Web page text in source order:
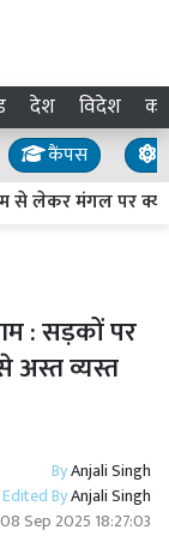
देश विदेश
कैंपस
से लेकर मंगल पर
: सड़कों पर
अस्त व्यस्त
ByAnjali Singh
Edited ByAnjali Singh
08 Sep 2025 18:27:03